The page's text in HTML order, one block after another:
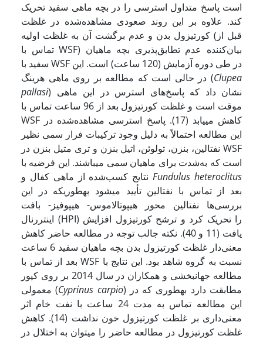
است پاسخ متداول استرسی را در بچه ماهی سفید تحریک
کند. علاوه بر این روند صعودی مشاهده‌شده در غلظت
کورتیزول بدن و عدم برگشت آن به غلظت اولیه (قبل از
تماس با WSF) بیان‌کننده عدم تطابق‌پذیری بچه ماهیان
سفید با WSF در طی دوره آزمایش (120 ساعت) است. این
در حالی است که مطالعه بر روی ماهی هرینگ (Clupea
pallasi) نشان داد که پاسخ‌های استرس در این ماهی
موقت است و غلظت کورتیزول بعد از 96 ساعت تماس با
WSF کاهش می­یابد (17). پاسخ استرسی مشاهده‌شده در
این مطالعه احتمالاً به دلیل وجود ترکیبات فرار سمی نظیر
نفتالین، بنزن، تولوئن، اتیل بنزن و تری متیل بنزن در WSF
است که به‌شدت برای ماهیان سمی می­باشند. این فرضیه با
نتایج کسب‌شده از ماهی کفال وFundulus heteroclitus
بعد از تماس با نفتالین تأیید می­شود به­طوری­که در این
بررسی‌ها نفتالین محور هیپوتالاموس- هیپوفیز- بافت
اینتررنال (HPI) را تحریک کرد و ترشح کورتیزول افزایش
یافت (11 و 40). نکته جالب توجه در مطالعه حاضر کاهش
معنی‌دار غلظت کورتیزول بدن بچه ماهیان سفید 6 ساعت
بعد از تماس با WSF نسبت به گروه شاهد بود. این نتایج با
مطالعه جهانبخشی و همکاران در سال 2014 بر روی کپور
معمولی (Cyprinus carpio) مطابقت دارد به­طوری که در
این مطالعه تماس به مدت 24 ساعت با نفت خام اثر
معنی‌داری بر غلظت کورتیزول خون نداشت (14). کاهش
غلظت کورتیزول در مطالعه حاضر را می­توان به اختلال در